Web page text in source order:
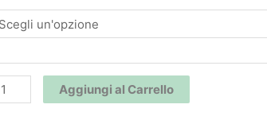
12,50 €
220,00 €
Aggiungi al Carrello